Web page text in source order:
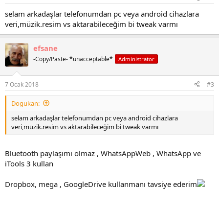
selam arkadaşlar telefonumdan pc veya android cihazlara
veri,müzik.resim vs aktarabileceğim bi tweak varmı
efsane
-Copy/Paste- *unacceptable* Administrator
7 Ocak 2018 #3
Dogukan:
selam arkadaşlar telefonumdan pc veya android cihazlara
veri,müzik.resim vs aktarabileceğim bi tweak varmı
Bluetooth paylaşımı olmaz , WhatsAppWeb , WhatsApp ve
iTools 3 kullan
Dropbox, mega , GoogleDrive kullanmanı tavsiye ederim